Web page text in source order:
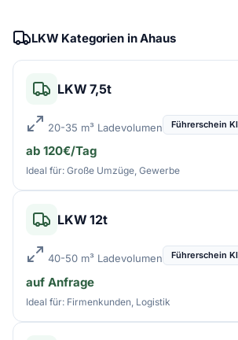
LKW Kategorien in Ahaus
LKW 7,5t
20-35 m³ Ladevolumen Führerschein
ab 120€/Tag
Ideal für: Große Umzüge, Gewerbe
LKW 12t
40-50 m³ Ladevolumen Führerschein
auf Anfrage
Ideal für: Firmenkunden, Logistik